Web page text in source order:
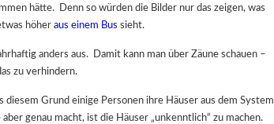
hätte. Denn so würden die Bilder nur das zeigen, was
höher aus einem Bus sieht.
anders aus. Damit kann man über Zäune schauen –
zu verhindern.
diesem Grund einige Personen ihre Häuser aus dem System
genau macht, ist die Häuser „unkenntlich“ zu machen.